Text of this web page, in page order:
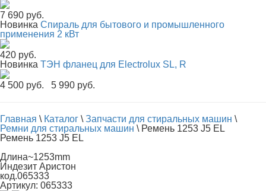
7 690 руб.
Новинка Спираль для бытового и промышленного
применения 2 кВт
420 руб.
Новинка ТЭН фланец для Electrolux SL, R
4 500 руб. 5 990 руб.
Главная \ Каталог \ Запчасти для стиральных машин \
Ремни для стиральных машин \ Ремень 1253 J5 EL
Ремень 1253 J5 EL
Длина~1253mm
Индезит Аристон
код.065333
Артикул: 065333